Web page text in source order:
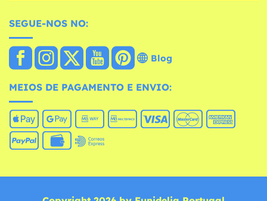
SEGUE-NOS NO:
Blog
MEIOS DE PAGAMENTO E ENVIO: